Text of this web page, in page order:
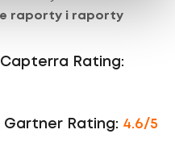
raporty i raporty
Rating:
Rating: 4.6/5